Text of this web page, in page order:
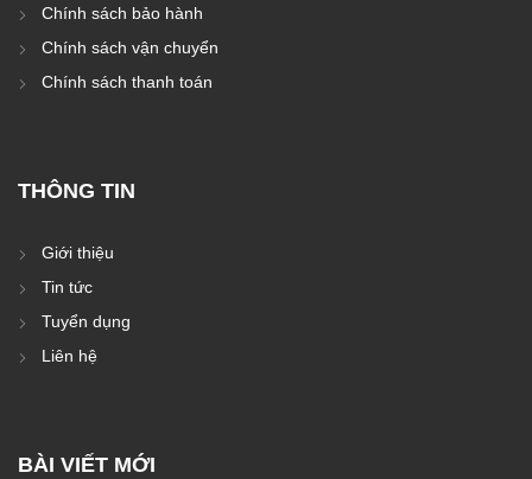
Chính sách bảo hành
Chính sách vận chuyển
Chính sách thanh toán
THÔNG TIN
Giới thiệu
Tin tức
Tuyển dụng
Liên hệ
BÀI VIẾT MỚI